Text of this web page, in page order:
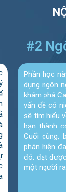
#2
Phần học
dụng ngôn
khám phá
vấn đề có
sẽ tìm hiểu
bạn thành
Cuối cùng,
phán hiện
đó, đạt
một người